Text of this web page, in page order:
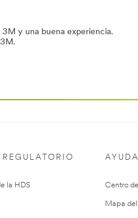
y una buena experiencia.
la HDS
AYUDA
Centro
Mapa